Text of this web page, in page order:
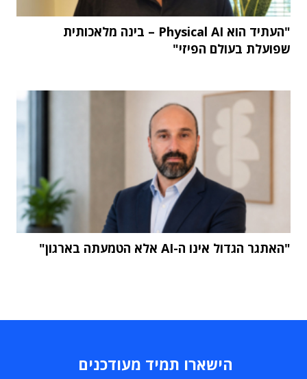
"העתיד הוא Physical AI – בינה מלאכותית
שפועלת בעולם הפיזי"
"האתגר הגדול אינו ה-AI אלא הטמעתה בארגון"
הישארו תמיד מעודכנים